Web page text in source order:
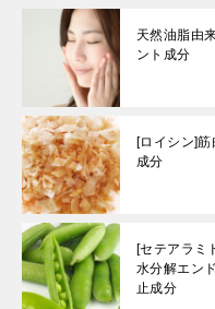
天然油脂由
ント成分
[ロイシン]
成分
[セテアラミ
水分解エン
止成分